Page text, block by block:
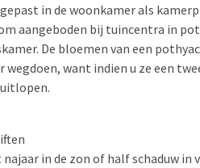
in de woonkamer als
aangeboden bij tuincentra in
De bloemen van een
wegdoen, want indien u ze een
in de zon of half schaduw